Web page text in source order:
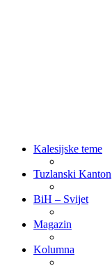
Kalesijske teme
Tuzlanski Kanton
BiH – Svijet
Magazin
Kolumna